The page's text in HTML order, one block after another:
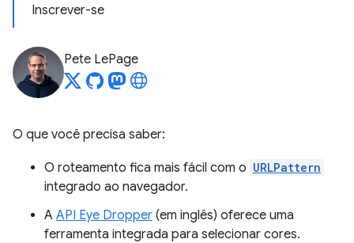
Inscrever-se
Pete LePage
O que você precisa saber:
O roteamento fica mais fácil com o URLPattern
integrado ao navegador.
A API Eye Dropper (em inglês) oferece uma
ferramenta integrada para selecionar cores.